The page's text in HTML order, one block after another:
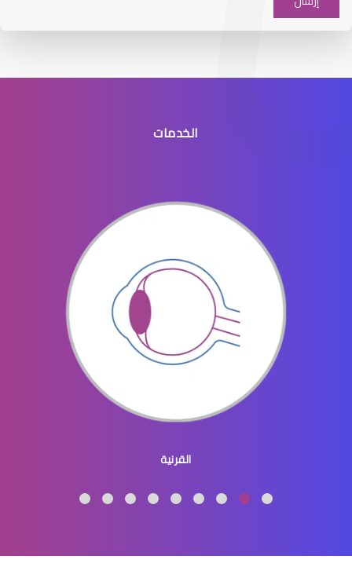
افضل طبيب عيون جنوب الرياض
افضل دكتور عيون في النسيم
طبيب عيون اطفال
الخدمات
القرنية